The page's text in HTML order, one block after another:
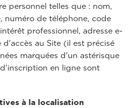
personnel telles que : nom,
numéro de téléphone, code
professionnel, adresse e-
d'accès au Site (il est précisé
marquées d'un astérisque
en ligne sont
à la localisation